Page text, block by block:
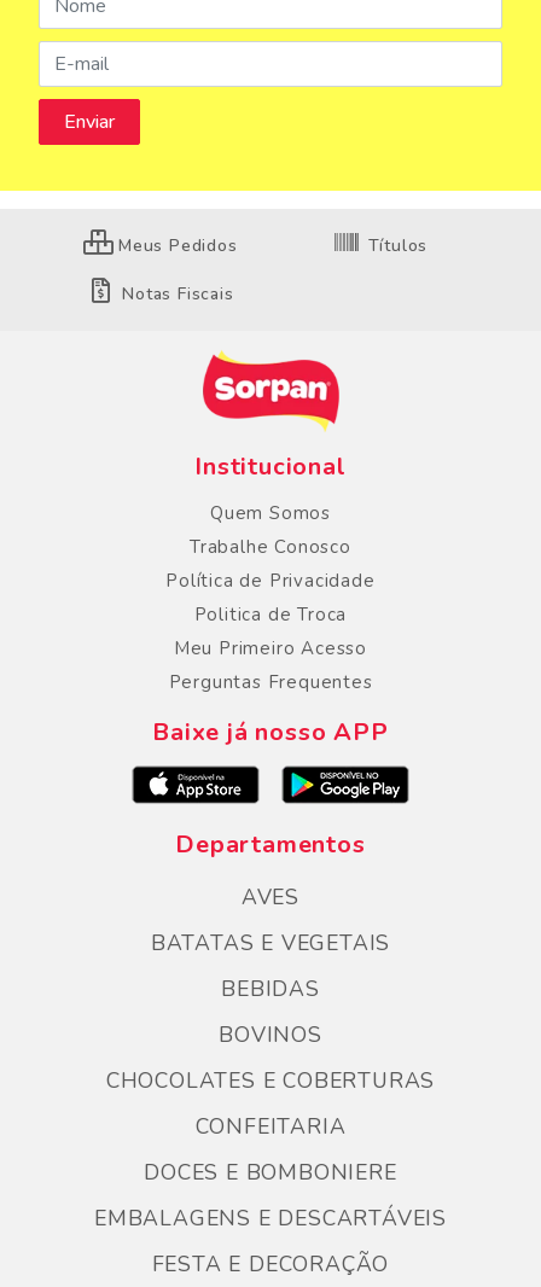
Meus Pedidos Títulos
Notas Fiscais
Institucional
Quem Somos
Trabalhe Conosco
Política de Privacidade
Politica de Troca
Meu Primeiro Acesso
Perguntas Frequentes
Baixe já nosso APP
Departamentos
AVES
BATATAS E VEGETAIS
BEBIDAS
BOVINOS
CHOCOLATES E COBERTURAS
CONFEITARIA
DOCES E BOMBONIERE
EMBALAGENS E DESCARTÁVEIS
FESTA E DECORAÇÃO